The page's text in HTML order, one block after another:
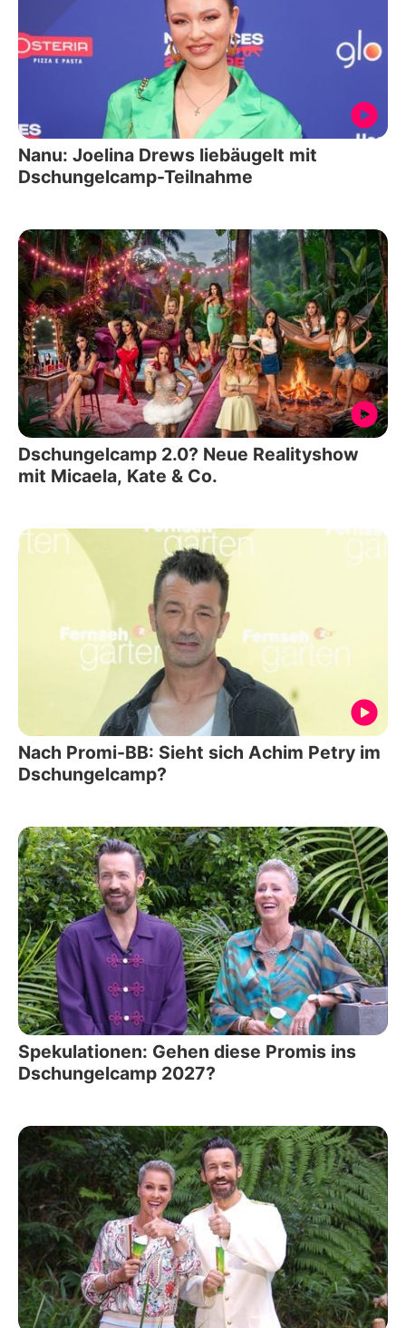
Nanu: Joelina Drews liebäugelt mit
Dschungelcamp-Teilnahme
Dschungelcamp 2.0? Neue Realityshow
mit Micaela, Kate & Co.
Nach Promi-BB: Sieht sich Achim Petry im
Dschungelcamp?
Spekulationen: Gehen diese Promis ins
Dschungelcamp 2027?